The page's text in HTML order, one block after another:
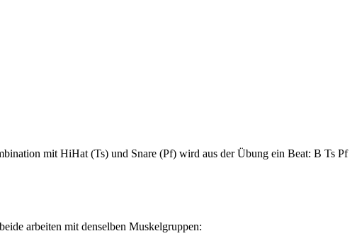
mit HiHat (Ts) und Snare (Pf) wird aus der Übung ein Beat: B Ts Pf
arbeiten mit denselben Muskelgruppen: